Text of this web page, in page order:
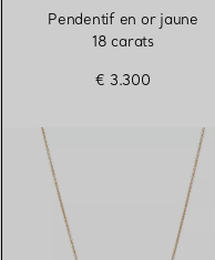
Pendentif en or jaune
18 carats
€ 3.300